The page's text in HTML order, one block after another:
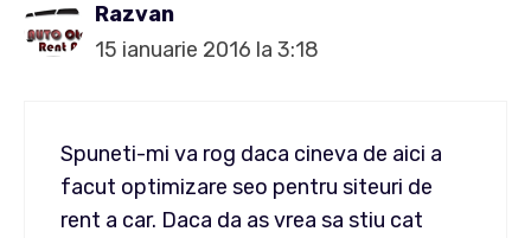
Razvan
15 ianuarie 2016 la 3:18
Spuneti-mi va rog daca cineva de aici a
facut optimizare seo pentru siteuri de
rent a car. Daca da as vrea sa stiu cat